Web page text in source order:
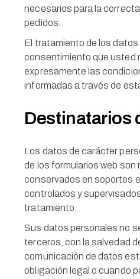
necesarios para la
pedidos.
El tratamiento de los datos
consentimiento que usted
expresamente las
informadas a través de
Destinatarios
Los datos de carácter
de los formularios web son
conservados en soportes
controlados y
tratamiento.
Sus datos personales no
terceros, con la salvedad
comunicación de datos
obligación legal o cuando